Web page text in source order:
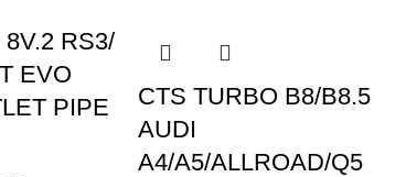
RS3/
EVO
PIPE
CTS TURBO B8/B8.5
AUDI
A4/A5/ALLROAD/Q5